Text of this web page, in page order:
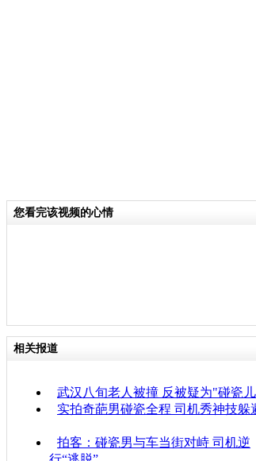
您看完该视频的心情
相关报道
武汉八旬老人被撞 反被疑为"碰瓷
实拍奇葩男碰瓷全程 司机秀神技躲
拍客：碰瓷男与车当街对峙 司机逆